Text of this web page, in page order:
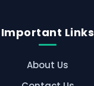
Important Links
About Us